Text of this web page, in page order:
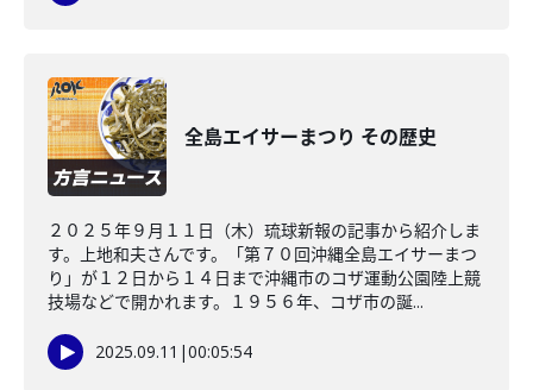
全島エイサーまつり その歴史
２０２５年９月１１日（木）琉球新報の記事から紹介しま
す。上地和夫さんです。「第７０回沖縄全島エイサーまつ
り」が１２日から１４日まで沖縄市のコザ運動公園陸上競
技場などで開かれます。１９５６年、コザ市の誕...
2025.09.11 |00:05:54